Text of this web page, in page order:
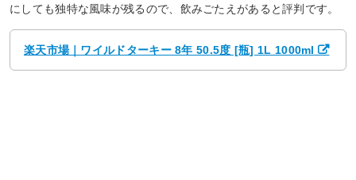
にしても独特な風味が残るので、飲みごたえがあると評判です。
楽天市場｜ワイルドターキー 8年 50.5度 [瓶] 1L 1000ml